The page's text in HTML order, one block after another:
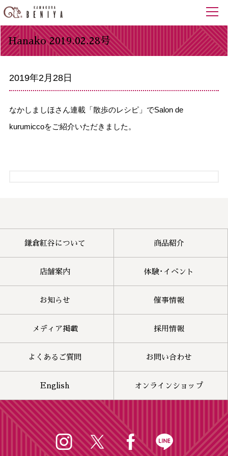
Hanako 2019.02.28号
2019年2月28日
なかしましほさん連載「散歩のレシピ」でSalon de
kurumiccoをご紹介いただきました。
鎌倉紅谷について 商品紹介
店舗案内 体験･イベント
お知らせ 催事情報
メディア掲載 採用情報
よくあるご質問 お問い合わせ
English オンラインショップ